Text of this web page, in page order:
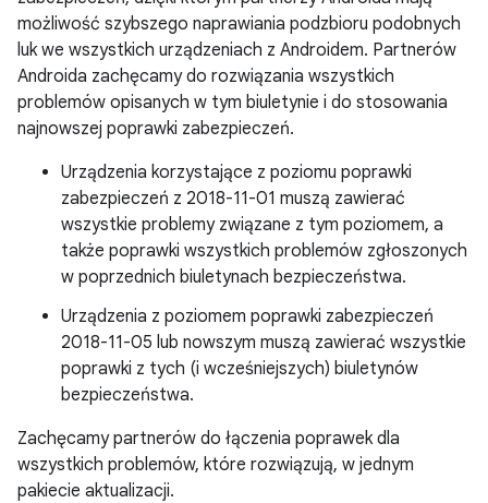
możliwość szybszego naprawiania podzbioru podobnych
luk we wszystkich urządzeniach z Androidem. Partnerów
Androida zachęcamy do rozwiązania wszystkich
problemów opisanych w tym biuletynie i do stosowania
najnowszej poprawki zabezpieczeń.
Urządzenia korzystające z poziomu poprawki
zabezpieczeń z 2018-11-01 muszą zawierać
wszystkie problemy związane z tym poziomem, a
także poprawki wszystkich problemów zgłoszonych
w poprzednich biuletynach bezpieczeństwa.
Urządzenia z poziomem poprawki zabezpieczeń
2018-11-05 lub nowszym muszą zawierać wszystkie
poprawki z tych (i wcześniejszych) biuletynów
bezpieczeństwa.
Zachęcamy partnerów do łączenia poprawek dla
wszystkich problemów, które rozwiązują, w jednym
pakiecie aktualizacji.